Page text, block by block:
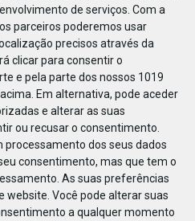
de serviços. Com a
parceiros poderemos usar
precisos através da
clicar para consentir o
e pela parte dos nossos 1019
Em alternativa, pode aceder
e alterar as suas
ou recusar o consentimento.
processamento dos seus dados
consentimento, mas que tem o
As suas preferências
website. Você pode alterar suas
a qualquer momento